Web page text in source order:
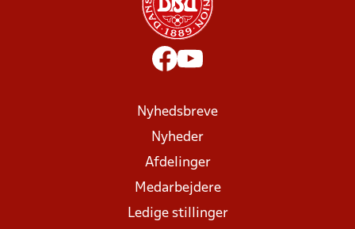
Nyhedsbreve
Nyheder
Afdelinger
Medarbejdere
Ledige stillinger